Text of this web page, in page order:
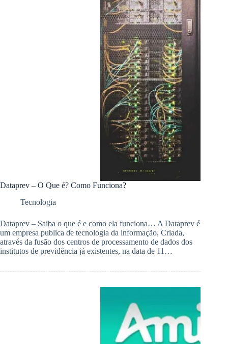
Dataprev – O Que é? Como Funciona?
Tecnologia
Dataprev – Saiba o que é e como ela funciona… A Dataprev é
um empresa publica de tecnologia da informação, Criada,
através da fusão dos centros de processamento de dados dos
institutos de previdência já existentes, na data de 11…